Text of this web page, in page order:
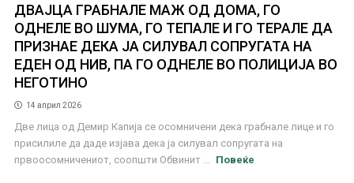
ДВАЈЦА ГРАБНАЛЕ МАЖ ОД ДОМА, ГО
ОДНЕЛЕ ВО ШУМА, ГО ТЕПАЛЕ И ГО ТЕРАЛЕ ДА
ПРИЗНАЕ ДЕКА ЈА СИЛУВАЛ СОПРУГАТА НА
ЕДЕН ОД НИВ, ПА ГО ОДНЕЛЕ ВО ПОЛИЦИЈА ВО
НЕГОТИНО
14 април 2026
Две лица од Демир Капија се осомничени дека грабнале лице и го
присилиле да даде изјава дека ја силувал сопругата на
првоосомничениот, соопшти Обвинит ...
Повеќе